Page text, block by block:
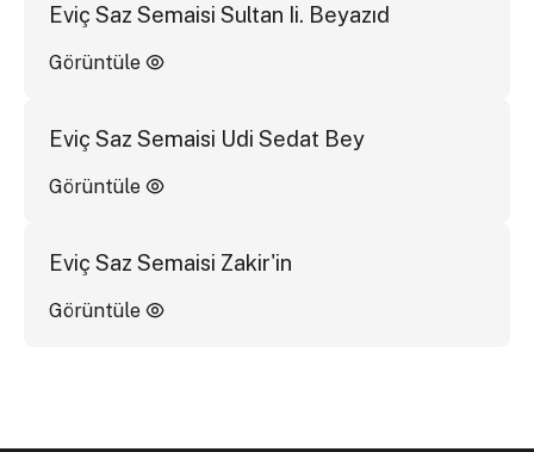
Eviç Saz Semaisi Sultan Ii. Beyazıd
Görüntüle
Eviç Saz Semaisi Udi Sedat Bey
Görüntüle
Eviç Saz Semaisi Zakir'in
Görüntüle